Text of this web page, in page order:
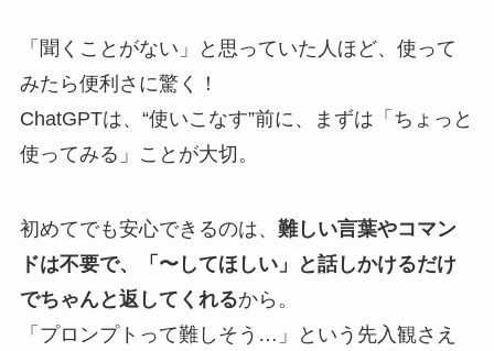
「聞くことがない」と思っていた人ほど、使って
みたら便利さに驚く！
ChatGPTは、“使いこなす”前に、まずは「ちょっと
使ってみる」ことが大切。
初めてでも安心できるのは、 難しい言葉やコマン
ドは不要で、「〜してほしい」と話しかけるだけ
でちゃんと返してくれるから。
「プロンプトって難しそう…」という先入観さえ